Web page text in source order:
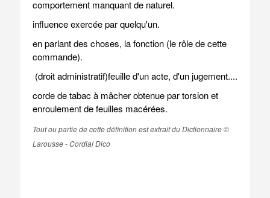
comportement manquant de naturel.
influence exercée par quelqu'un.
en parlant des choses, la fonction (le rôle de cette
commande).
(droit administratif)feuille d'un acte, d'un jugement....
corde de tabac à mâcher obtenue par torsion et
enroulement de feuilles macérées.
Tout ou partie de cette définition est extrait du Dictionnaire ©
Larousse - Cordial Dico